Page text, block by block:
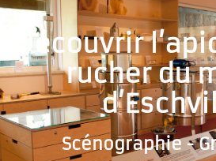
Découvrir
rucher du
Scénographie -